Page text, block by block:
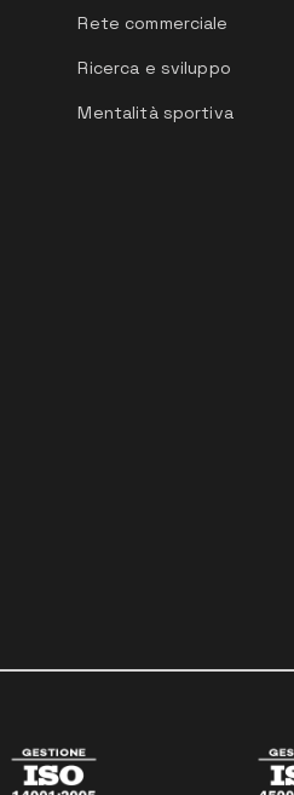
Rete commerciale
Ricerca e sviluppo
Mentalità sportiva